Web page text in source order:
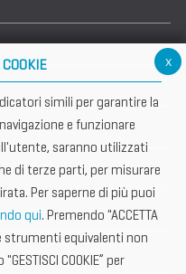
x
simili per garantire la
e funzionare
saranno utilizzati
di terze parti, per misurare
Per saperne di più puoi
qui. Premendo "ACCETTA
strumenti equivalenti non
COOKIE” per